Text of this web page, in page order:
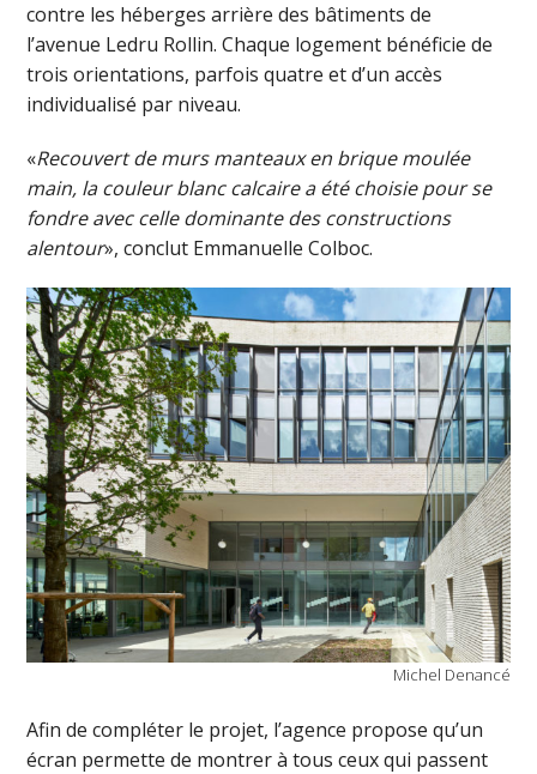
contre les héberges arrière des bâtiments de
l’avenue Ledru Rollin. Chaque logement bénéficie de
trois orientations, parfois quatre et d’un accès
individualisé par niveau.
«Recouvert de murs manteaux en brique moulée
main, la couleur blanc calcaire a été choisie pour se
fondre avec celle dominante des constructions
alentour», conclut Emmanuelle Colboc.
Michel Denancé
Afin de compléter le projet, l’agence propose qu’un
écran permette de montrer à tous ceux qui passent